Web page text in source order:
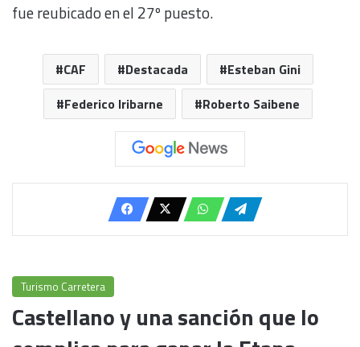
fue reubicado en el 27º puesto.
CAF Destacada
Esteban Gini
Federico Iribarne
Roberto Saibene